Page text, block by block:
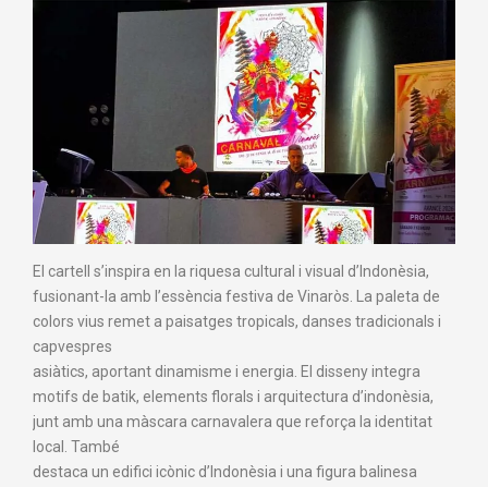
El cartell s’inspira en la riquesa cultural i visual d’Indonèsia,
fusionant-la amb l’essència festiva de Vinaròs. La paleta de
colors vius remet a paisatges tropicals, danses tradicionals i
capvespres
asiàtics, aportant dinamisme i energia. El disseny integra
motifs de batik, elements florals i arquitectura d’indonèsia,
junt amb una màscara carnavalera que reforça la identitat
local. També
destaca un edifici icònic d’Indonèsia i una figura balinesa